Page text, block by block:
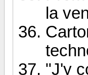
la
"J'y